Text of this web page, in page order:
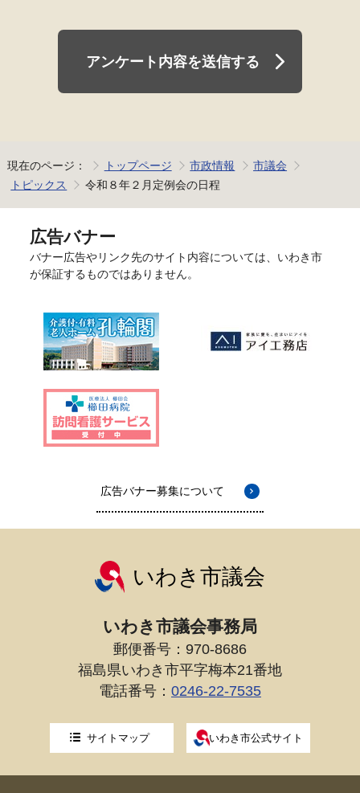
アンケート内容を送信する
現在のページ： トップページ 市政情報
市議会
トピックス
令和８年２月定例会の日程
広告バナー
バナー広告やリンク先のサイト内容については、いわき市
が保証するものではありません。
広告バナー募集について
いわき市議会
いわき市議会事務局
郵便番号：970-8686
福島県いわき市平字梅本21番地
電話番号： 0246-22-7535
サイトマップ いわき市公式サイト